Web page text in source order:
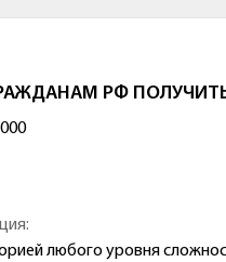
РФ
любого уровня